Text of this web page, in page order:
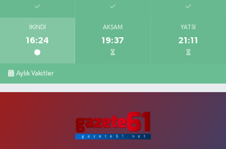
İKINDI
16:24
AKŞAM
19:37
YATSI
21:11
Aylık Vakitler